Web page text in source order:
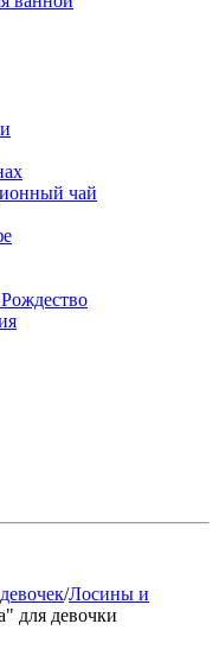
чай
/Лосины и
для девочки